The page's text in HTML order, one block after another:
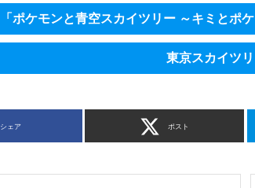
「ポケモンと青空スカイツリー ～キミとポ
東京スカイツ
シェア ポスト